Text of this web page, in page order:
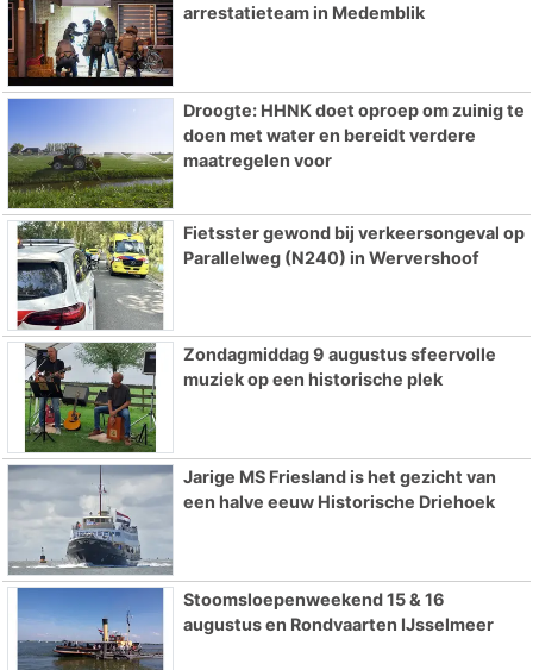
arrestatieteam in Medemblik
Droogte: HHNK doet oproep om zuinig te
doen met water en bereidt verdere
maatregelen voor
Fietsster gewond bij verkeersongeval op
Parallelweg (N240) in Wervershoof
Zondagmiddag 9 augustus sfeervolle
muziek op een historische plek
Jarige MS Friesland is het gezicht van
een halve eeuw Historische Driehoek
Stoomsloepenweekend 15 & 16
augustus en Rondvaarten IJsselmeer